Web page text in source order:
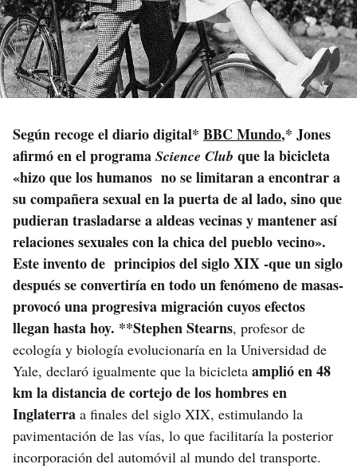
Según recoge el diario digital* BBC Mundo,* Jones
afirmó en el programa Science Club que la bicicleta
«hizo que los humanos no se limitaran a encontrar a
su compañera sexual en la puerta de al lado, sino que
pudieran trasladarse a aldeas vecinas y mantener así
relaciones sexuales con la chica del pueblo vecino».
Este invento de principios del siglo XIX -que un siglo
después se convertiría en todo un fenómeno de masas-
provocó una progresiva migracióncuyos efectos
llegan hasta hoy. **Stephen Stearns, profesor de
ecología y biología evolucionaría en la Universidad de
Yale, declaró igualmente que la bicicleta amplió en 48
km la distancia de cortejo de los hombres en
Inglaterra a finales del siglo XIX, estimulando la
pavimentación de las vías, lo que facilitaría la posterior
incorporación del automóvil al mundo del transporte.